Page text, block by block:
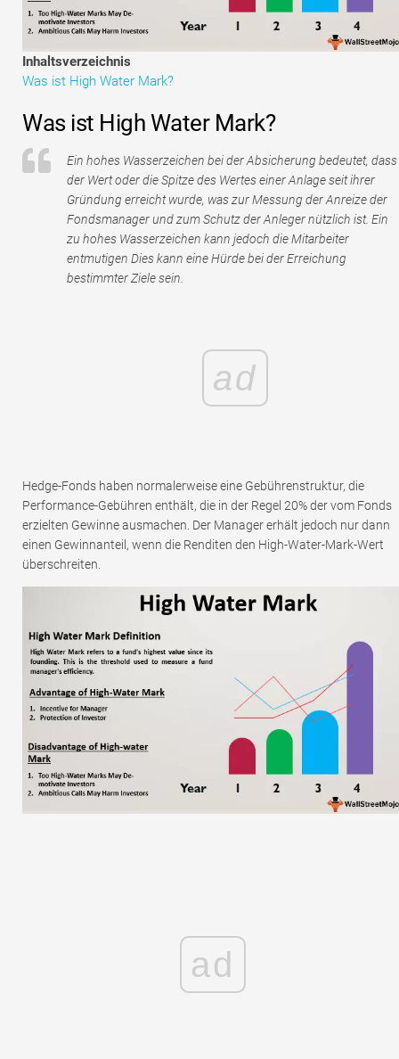
Tutorials zur Finanzmodellierung
Vollständige Form
Inhaltsverzeichnis
Was ist High Water Mark?
Was ist High Water Mark?
Ein hohes Wasserzeichen bei der Absicherung bedeutet, dass
der Wert oder die Spitze des Wertes einer Anlage seit ihrer
Gründung erreicht wurde, was zur Messung der Anreize der
Fondsmanager und zum Schutz der Anleger nützlich ist. Ein
zu hohes Wasserzeichen kann jedoch die Mitarbeiter
entmutigen Dies kann eine Hürde bei der Erreichung
bestimmter Ziele sein.
ad
Hedge-Fonds haben normalerweise eine Gebührenstruktur, die
Performance-Gebühren enthält, die in der Regel 20% der vom Fonds
erzielten Gewinne ausmachen. Der Manager erhält jedoch nur dann
einen Gewinnanteil, wenn die Renditen den High-Water-Mark-Wert
überschreiten.
ad